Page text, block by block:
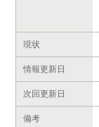
現状
情報更新日
次回更新日
備考